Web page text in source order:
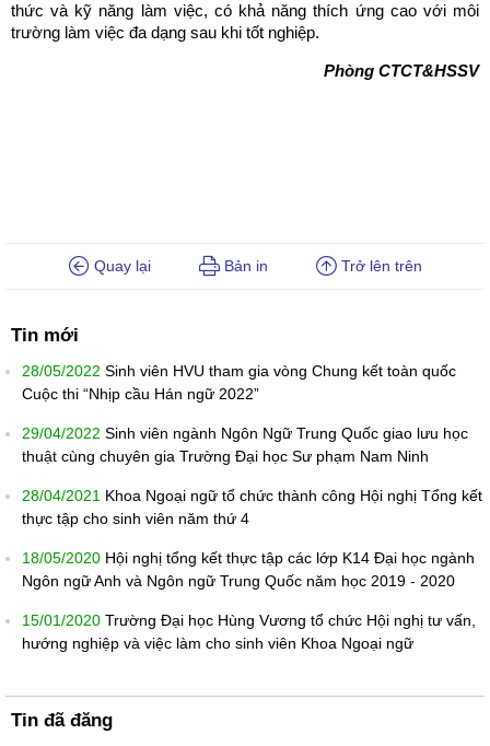
thức và kỹ năng làm việc, có khả năng thích ứng cao với môi
trường làm việc đa dạng sau khi tốt nghiệp.
Phòng CTCT&HSSV
Quay lại Bản in Trở lên trên
Tin mới
28/05/2022 Sinh viên HVU tham gia vòng Chung kết toàn quốc
Cuộc thi “Nhịp cầu Hán ngữ 2022”
29/04/2022 Sinh viên ngành Ngôn Ngữ Trung Quốc giao lưu học
thuật cùng chuyên gia Trường Đại học Sư phạm Nam Ninh
28/04/2021 Khoa Ngoại ngữ tổ chức thành công Hội nghị Tổng kết
thực tập cho sinh viên năm thứ 4
18/05/2020 Hội nghị tổng kết thực tập các lớp K14 Đại học ngành
Ngôn ngữ Anh và Ngôn ngữ Trung Quốc năm học 2019 - 2020
15/01/2020 Trường Đại học Hùng Vương tổ chức Hội nghị tư vấn,
hướng nghiệp và việc làm cho sinh viên Khoa Ngoại ngữ
Tin đã đăng